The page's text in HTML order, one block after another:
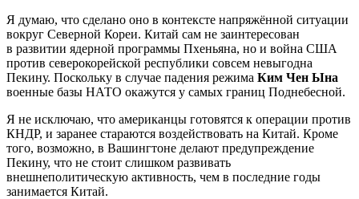
Я думаю, что сделано оно в контексте напряжённой ситуации
вокруг Северной Кореи. Китай сам не заинтересован
в развитии ядерной программы Пхеньяна, но и война США
против северокорейской республики совсем невыгодна
Пекину. Поскольку в случае падения режима Ким Чен Ына
военные базы НАТО окажутся у самых границ Поднебесной.
Я не исключаю, что американцы готовятся к операции против
КНДР, и заранее стараются воздействовать на Китай. Кроме
того, возможно, в Вашингтоне делают предупреждение
Пекину, что не стоит слишком развивать
внешнеполитическую активность, чем в последние годы
занимается Китай.